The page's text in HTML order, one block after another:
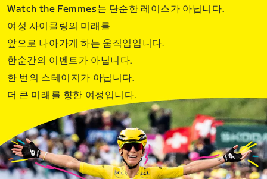
Watch the Femmes는 단순한 레이스가 아닙니다.
여성 사이클링의 미래를
앞으로 나아가게 하는 움직임입니다.
한순간의 이벤트가 아닙니다.
한 번의 스테이지가 아닙니다.
더 큰 미래를 향한 여정입니다.